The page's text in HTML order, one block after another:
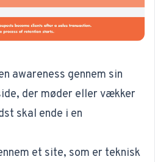
awareness gennem sin
der møder eller vækker
skal ende i en
et site, som er teknisk